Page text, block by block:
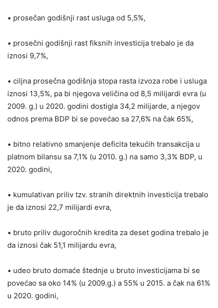
• prosečan godišnji rast usluga od 5,5%,
• prosečni godišnji rast fiksnih investicija trebalo je da
iznosi 9,7%,
• ciljna prosečna godišnja stopa rasta izvoza robe i usluga
iznosi 13,5%, pa bi njegova veličina od 8,5 milijardi evra (u
2009. g.) u 2020. godini dostigla 34,2 milijarde, a njegov
odnos prema BDP bi se povećao sa 27,6% na čak 65%,
• bitno relativno smanjenje deficita tekućih transakcija u
platnom bilansu sa 7,1% (u 2010. g.) na samo 3,3% BDP, u
2020. godini,
• kumulativan priliv tzv. stranih direktnih investicija trebalo
je da iznosi 22,7 milijardi evra,
• bruto priliv dugoročnih kredita za deset godina trebalo je
da iznosi čak 51,1 milijardu evra,
• udeo bruto domaće štednje u bruto investicijama bi se
povećao sa oko 14% (u 2009.g.) a 55% u 2015. a čak na 61%
u 2020. godini,